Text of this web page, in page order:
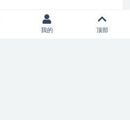
我的 顶部